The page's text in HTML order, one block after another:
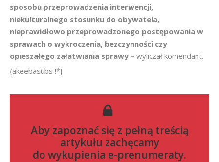
sposobu przeprowadzenia interwencji,
niekulturalnego stosunku do obywatela,
nieprawidłowo przeprowadzonego postępowania w
sprawach o wykroczenia, bezczynności czy
opieszałego załatwiania sprawy – wyliczał komendant.
{akeebasubs !*}
Aby zapoznać się z pełną treścią
artykułu zachęcamy
do wykupienia e-prenumeraty.